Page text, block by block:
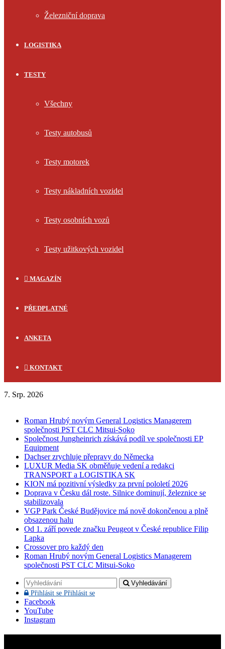
Železniční doprava
LOGISTIKA
TESTY
Všechny
Testy autobusů
Testy motorek
Testy nákladních vozidel
Testy osobních vozů
Testy užitkových vozidel
MAGAZÍN
PŘEDPLATNÉ
ANKETA
KONTAKT
7. Srp. 2026
Roman Hrubý novým General Logistics Managerem
společnosti PST CLC Mitsui-Soko
Společnost Jungheinrich získává podíl ve společnosti EP
Equipment
Dachser zrychluje přepravy do Německa
LUXUR Media SK obměňuje vedení a redakci
TRANSPORT a LOGISTIKA SK
KION má pozitivní výsledky za první pololetí 2026
Doprava v Česku dál roste. Silnice dominují, železnice se
stabilizovala
VGP Park České Budějovice má nově dokončenou a plně
obsazenou halu
Od 1. září povede značku Peugeot v České republice Filip
Lapka
Crossover pro každý den
Roman Hrubý novým General Logistics Managerem
společnosti PST CLC Mitsui-Soko
Vyhledávání
Přihlásit se Přihlásit se
Facebook
YouTube
Instagram